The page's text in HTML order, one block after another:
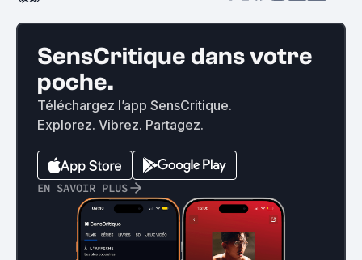
SensCritique dans votre
poche.
Téléchargez l’app SensCritique.
Explorez. Vibrez. Partagez.
EN SAVOIR PLUS